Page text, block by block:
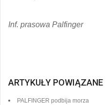
Inf. prasowa Palfinger
ARTYKUŁY POWIĄZANE
PALFINGER podbija morza